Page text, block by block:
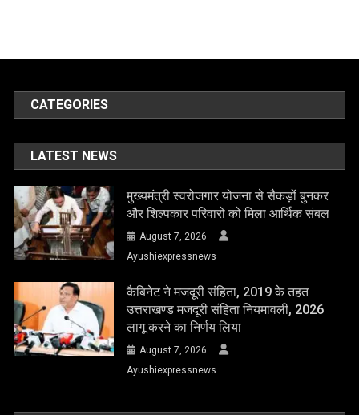
CATEGORIES
LATEST NEWS
मुख्यमंत्री स्वरोजगार योजना से सैकड़ों बुनकर
और शिल्पकार परिवारों को मिला आर्थिक संबल
August 7, 2026
Ayushiexpressnews
कैबिनेट ने मजदूरी संहिता, 2019 के तहत
उत्तराखण्ड मजदूरी संहिता नियमावली, 2026
लागू करने का निर्णय लिया
August 7, 2026
Ayushiexpressnews